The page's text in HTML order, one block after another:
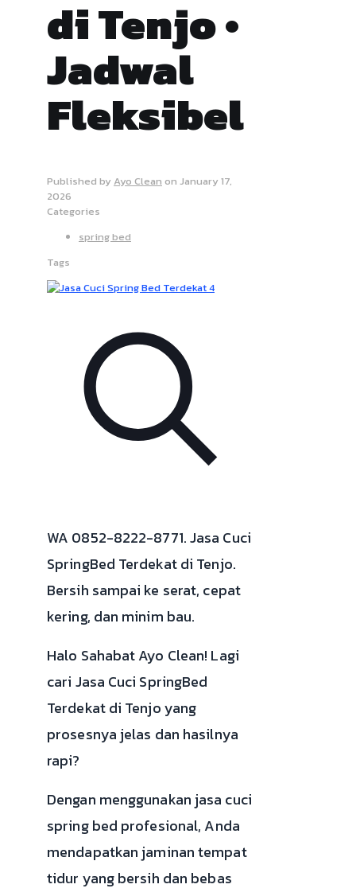
di Tenjo •
Jadwal
Fleksibel
Published by Ayo Clean on January 17,
2026
Categories
spring bed
Tags
WA 0852-8222-8771. Jasa Cuci
SpringBed Terdekat di Tenjo.
Bersih sampai ke serat, cepat
kering, dan minim bau.
Halo Sahabat Ayo Clean! Lagi
cari Jasa Cuci SpringBed
Terdekat di Tenjo yang
prosesnya jelas dan hasilnya
rapi?
Dengan menggunakan jasa cuci
spring bed profesional, Anda
mendapatkan jaminan tempat
tidur yang bersih dan bebas